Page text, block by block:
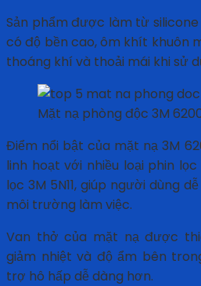
Sản phẩm được làm từ
có độ bền cao, ôm khít khuôn
thoáng khí và thoải mái khi sử
Mặt nạ phòng độc 3M
Điểm nổi bật của mặt nạ 3M
linh hoạt với nhiều loại phin
lọc 3M 5N11, giúp người dùng
môi trường làm việc.
Van thở của mặt nạ được
giảm nhiệt và độ ẩm bên
trợ hô hấp dễ dàng hơn.